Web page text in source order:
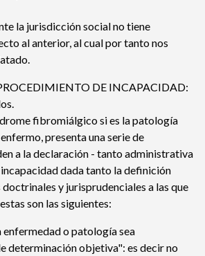
la jurisdicción social no tiene
al anterior, al cual por tanto nos
DE INCAPACIDAD:
fibromiálgico si es la patología
presenta una serie de
a la declaración - tanto administrativa
dada tanto la definición
y jurisprudenciales a las que
son las siguientes:
enfermedad o patología sea
determinación objetiva": es decir no